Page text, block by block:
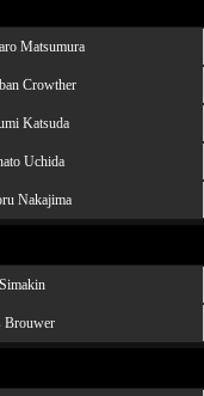
Matsumura
Crowther
Katsuda
Uchida
Nakajima
Brouwer